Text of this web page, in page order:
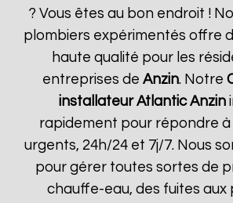
? Vous êtes au bon endroit !
plombiers expérimentés offre
haute qualité pour les
entreprises de Anzin. Notre
installateur Atlantic Anzin
rapidement pour répondre à
urgents, 24h/24 et 7j/7. Nous
pour gérer toutes sortes de
chauffe-eau, des fuites aux